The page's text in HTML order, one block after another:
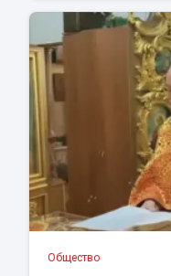
Общество